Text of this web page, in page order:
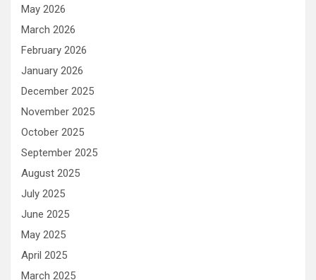
May 2026
March 2026
February 2026
January 2026
December 2025
November 2025
October 2025
September 2025
August 2025
July 2025
June 2025
May 2025
April 2025
March 2025